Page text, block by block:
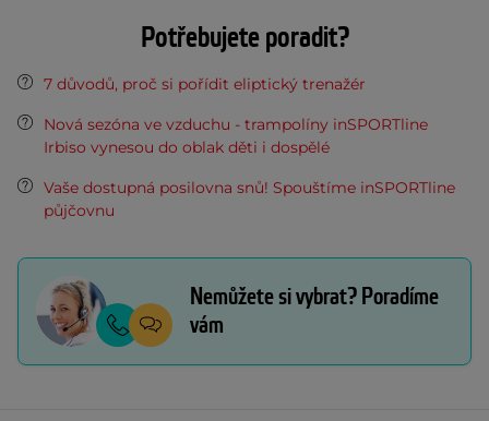
Potřebujete poradit?
7 důvodů, proč si pořídit eliptický trenažér
Nová sezóna ve vzduchu - trampolíny inSPORTline
Irbiso vynesou do oblak děti i dospělé
Vaše dostupná posilovna snů! Spouštíme inSPORTline
půjčovnu
Nemůžete si vybrat? Poradíme
vám